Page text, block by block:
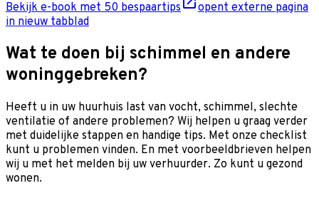
Bekijk e-book met 50 bespaartips
opent externe pagina
in nieuw tabblad
Wat te doen bij schimmel en andere
woninggebreken?
Heeft u in uw huurhuis last van vocht, schimmel, slechte
ventilatie of andere problemen? Wij helpen u graag verder
met duidelijke stappen en handige tips. Met onze checklist
kunt u problemen vinden. En met voorbeeldbrieven helpen
wij u met het melden bij uw verhuurder. Zo kunt u gezond
wonen.